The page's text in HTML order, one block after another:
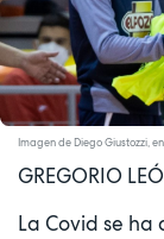
Imagen de Diego Giustozzi,
GREGORIO
La Covid se